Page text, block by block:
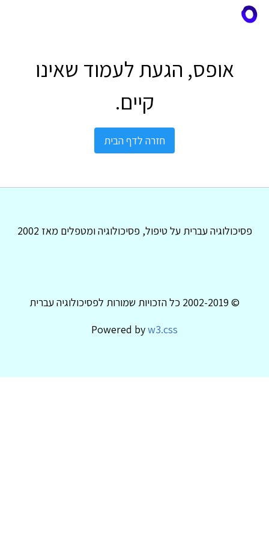
אופס, הגעת לעמוד שאינו
קיים.
חזרה לדף הבית
פסיכולוגיה עברית על טיפול, פסיכולוגיה ומטפלים מאז 2002
© 2002-2019 כל הזכויות שמורות לפסיכולוגיה עברית
Powered byw3.css